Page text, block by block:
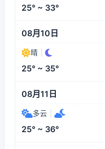
25° ~ 33°
08月10日
晴
25° ~ 35°
08月11日
多云
25° ~ 36°